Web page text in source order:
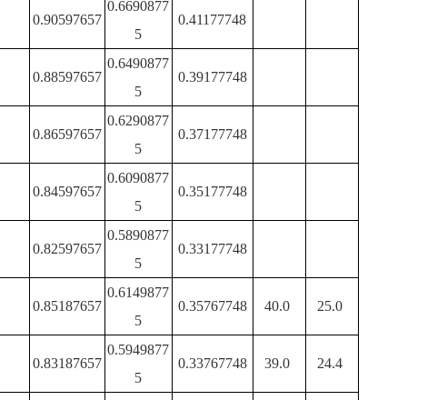
0.90597657
0.6690877
5
0.41177748
0.88597657
0.6490877
5
0.39177748
0.86597657
0.6290877
5
0.37177748
0.84597657
0.6090877
5
0.35177748
0.82597657
0.5890877
5
0.33177748
0.85187657
0.6149877
5
0.35767748 40.0 25.0
0.83187657
0.5949877
5
0.33767748 39.0 24.4